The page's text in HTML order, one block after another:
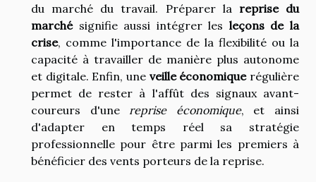
du marché du travail. Préparer la reprise du
marchésignifie aussi intégrer les leçons de la
crise, comme l'importance de la flexibilité ou la
capacité à travailler de manière plus autonome
et digitale. Enfin, une veille économiquerégulière
permet de rester à l'affût des signaux avant-
coureurs d'une reprise économique, et ainsi
d'adapter en temps réel sa stratégie
professionnelle pour être parmi les premiers à
bénéficier des vents porteurs de la reprise.